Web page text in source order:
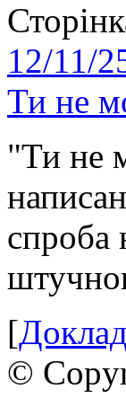
12/11/
Ти не
"Ти не
спроба
[
©